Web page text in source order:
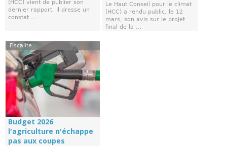
(HCC) vient de publier son
dernier rapport. Il dresse un
constat ...
Le Haut Conseil pour le climat
(HCC) a rendu public, le 12
mars, son avis sur le projet
final de la ...
Fiscalité
Budget 2026
l'agriculture n'échappe
pas aux coupes